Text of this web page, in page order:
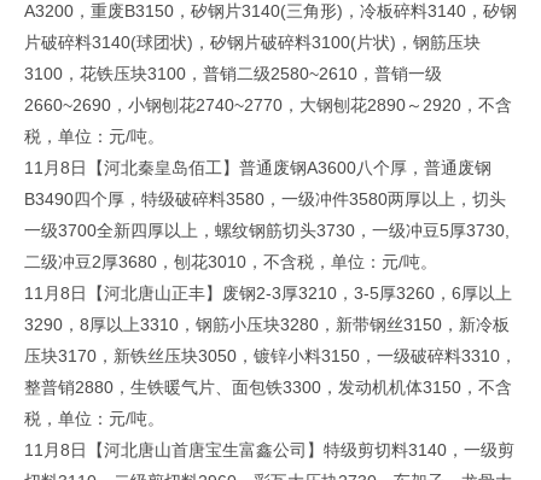
A3200，重废B3150，矽钢片3140(三角形)，冷板碎料3140，矽钢
片破碎料3140(球团状)，矽钢片破碎料3100(片状)，钢筋压块
3100，花铁压块3100，普销二级2580~2610，普销一级
2660~2690，小钢刨花2740~2770，大钢刨花2890～2920，不含
税，单位：元/吨。
11月8日【河北秦皇岛佰工】普通废钢A3600八个厚，普通废钢
B3490四个厚，特级破碎料3580，一级冲件3580两厚以上，切头
一级3700全新四厚以上，螺纹钢筋切头3730，一级冲豆5厚3730,
二级冲豆2厚3680，刨花3010，不含税，单位：元/吨。
11月8日【河北唐山正丰】废钢2-3厚3210，3-5厚3260，6厚以上
3290，8厚以上3310，钢筋小压块3280，新带钢丝3150，新冷板
压块3170，新铁丝压块3050，镀锌小料3150，一级破碎料3310，
整普销2880，生铁暖气片、面包铁3300，发动机机体3150，不含
税，单位：元/吨。
11月8日【河北唐山首唐宝生富鑫公司】特级剪切料3140，一级剪